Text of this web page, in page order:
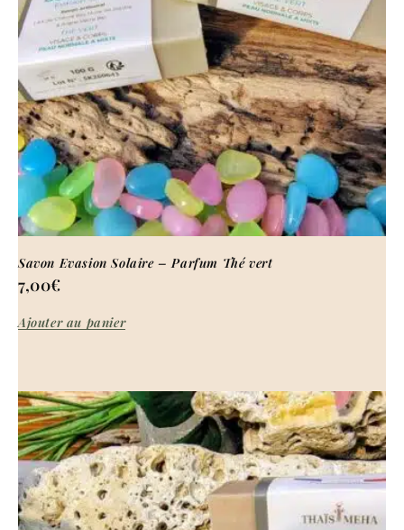
Savon Evasion Solaire – Parfum Thé vert
7,00€
Ajouter au panier